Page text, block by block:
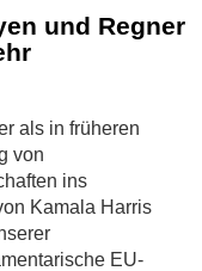
und Regner
als in früheren
von
ins
Kamala Harris
EU-